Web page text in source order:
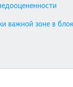
важной зоне в